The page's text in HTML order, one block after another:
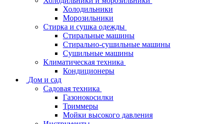
Холодильники
Морозильники
Стирка и сушка одежды
Стиральные машины
Стирально-сушильные машины
Сушильные машины
Климатическая техника
Кондиционеры
Дом и сад
Садовая техника
Газонокосилки
Триммеры
Мойки высокого давления